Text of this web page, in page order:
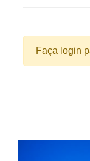
Faça login